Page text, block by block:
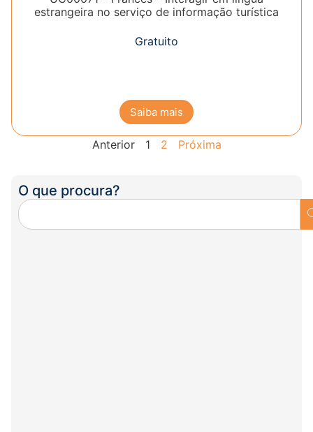
O que procura?
estrangeira no serviço de informação turística
Gratuito
Saiba mais
Anterior 1 2 Próxima